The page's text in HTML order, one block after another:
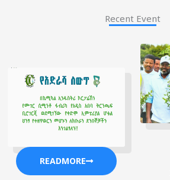
Recent Event
READMORE